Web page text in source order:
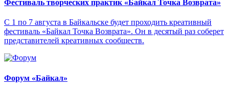
Фестиваль творческих практик «Байкал Точка Возврата»
С 1 по 7 августа в Байкальске будет проходить креативный
фестиваль «Байкал Точка Возврата». Он в десятый раз соберет
представителей креативных сообществ.
Форум «Байкал»